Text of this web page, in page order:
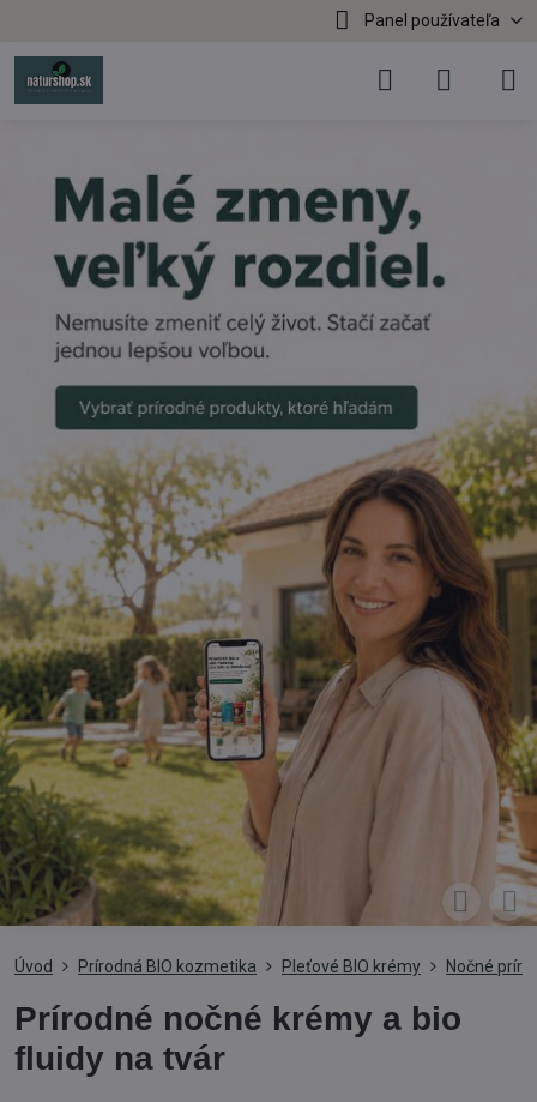
Panel používateľa
Úvod Prírodná BIO kozmetika Pleťové BIO krémy Nočné
Prírodné nočné krémy a bio
fluidy na tvár